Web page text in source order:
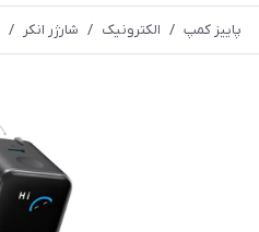
پاییز کمپ / الکترونیک / شارژر انکر /